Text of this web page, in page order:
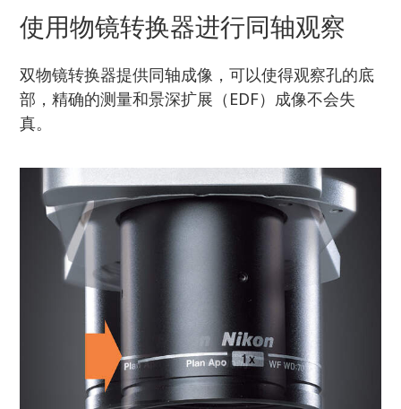
使用物镜转换器进行同轴观察
双物镜转换器提供同轴成像，可以使得观察孔的底
部，精确的测量和景深扩展（EDF）成像不会失
真。